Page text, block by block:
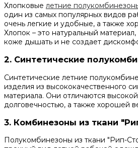
Хлопковые летние
один из самых популярных видов
очень легкие и удобные, а также
Хлопок – это натуральный
коже дышать и не создает
2. Синтетические
Синтетические летние
изделия из высококачественного
материала. Они отличаются
долговечностью, а также хорошей
3. Комбинезоны из ткани
Полукомбинезоны из ткани "Рип-